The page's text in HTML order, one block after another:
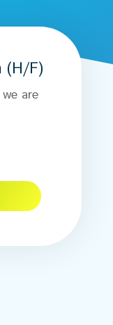
(H/F)
are